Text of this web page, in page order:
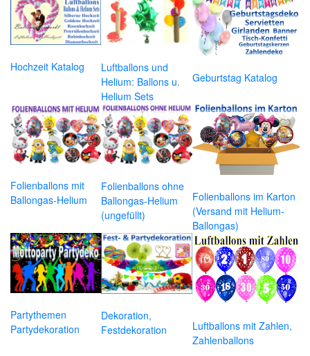
Hochzeit Katalog
Luftballons und
Helium: Ballons u.
Helium Sets
Geburtstag Katalog
Folienballons mit
Ballongas-Helium
Folienballons ohne
Ballongas-Helium
(ungefüllt)
Folienballons im Karton
(Versand mit Helium-
Ballongas)
Partythemen
Partydekoration
Dekoration,
Festdekoration
Luftballons mit Zahlen,
Zahlenballons